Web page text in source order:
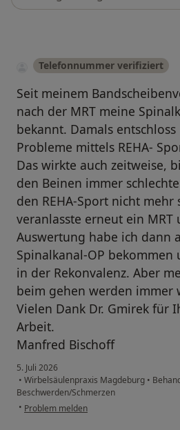
Telefonnummer verifiziert
Seit meinem
nach der MRT meine
bekannt. Damals
Probleme mittels REHA-
Das wirkte auch zeitweise,
den Beinen immer
den REHA-Sport nicht mehr
veranlasste erneut ein MRT
Auswertung habe ich dann
Spinalkanal-OP
in der Rekonvalenz. Aber
beim gehen werden immer
Vielen Dank Dr. Gmirek für
Arbeit.
Manfred Bischoff
5. Juli 2026
• Wirbelsäulenpraxis Magdeburg •
Beschwerden/Schmerzen
• Problem melden